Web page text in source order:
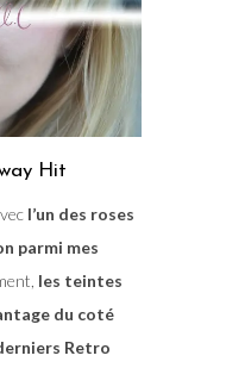
Hit
l’un des roses
parmi mes
les teintes
du coté
Retro